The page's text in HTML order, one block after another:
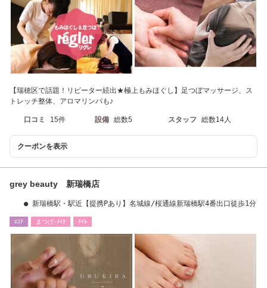
【瑞穂区で話題！リピーター続出★極上もみほぐし】足つぼマッサージ、ス
トレッチ整体、アロマリンパも♪
口コミ 15件 設備 総数5 スタッフ 総数14人
クーポンを表示
grey beauty 新瑞橋店
● 新瑞橋駅・駅近【提携Pあり】名城線/桜通線新瑞橋駅4番出口徒歩1分
ｴｽﾃ まつげ･ﾒｲｸ ﾈｲﾙ